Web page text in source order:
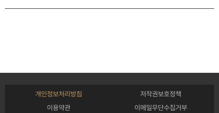
개인정보처리방침
저작권보호정책
이용약관
이메일무단수집거부